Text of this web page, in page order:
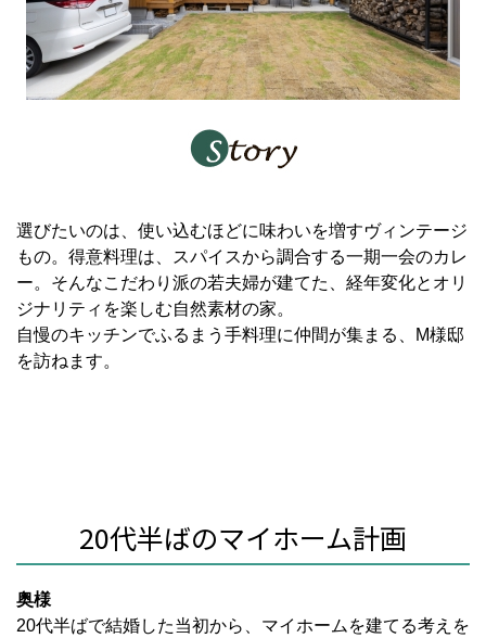
選びたいのは、使い込むほどに味わいを増すヴィンテージ
もの。得意料理は、スパイスから調合する一期一会のカレ
ー。そんなこだわり派の若夫婦が建てた、経年変化とオリ
ジナリティを楽しむ自然素材の家。
自慢のキッチンでふるまう手料理に仲間が集まる、M様邸
を訪ねます。
20代半ばのマイホーム計画
奥様
20代半ばで結婚した当初から、マイホームを建てる考えを